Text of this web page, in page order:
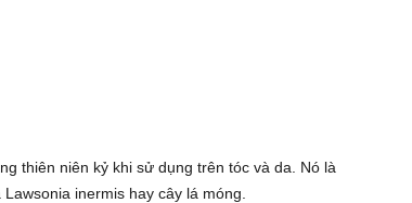
thiên niên kỷ khi sử dụng trên tóc và da. Nó là
inermis hay cây lá móng.